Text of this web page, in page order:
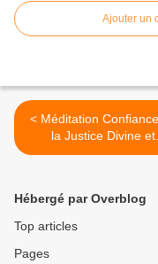
Ajouter un
< Méditation Confiance en
la Justice Divine et
rétablissement de
Hébergé par Overblog
Top articles
Pages